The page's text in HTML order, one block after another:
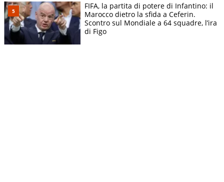
FIFA, la partita di potere di Infantino: il
Marocco dietro la sfida a Ceferin.
Scontro sul Mondiale a 64 squadre, l’ira
di Figo